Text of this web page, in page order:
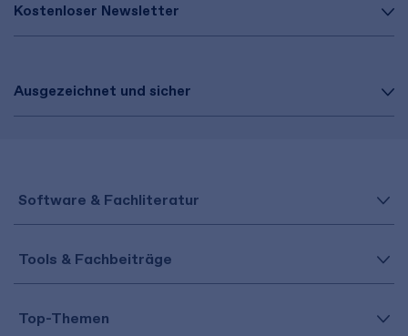
Kostenloser Newsletter
Ausgezeichnet und sicher
Software & Fachliteratur
Tools & Fachbeiträge
Top-Themen